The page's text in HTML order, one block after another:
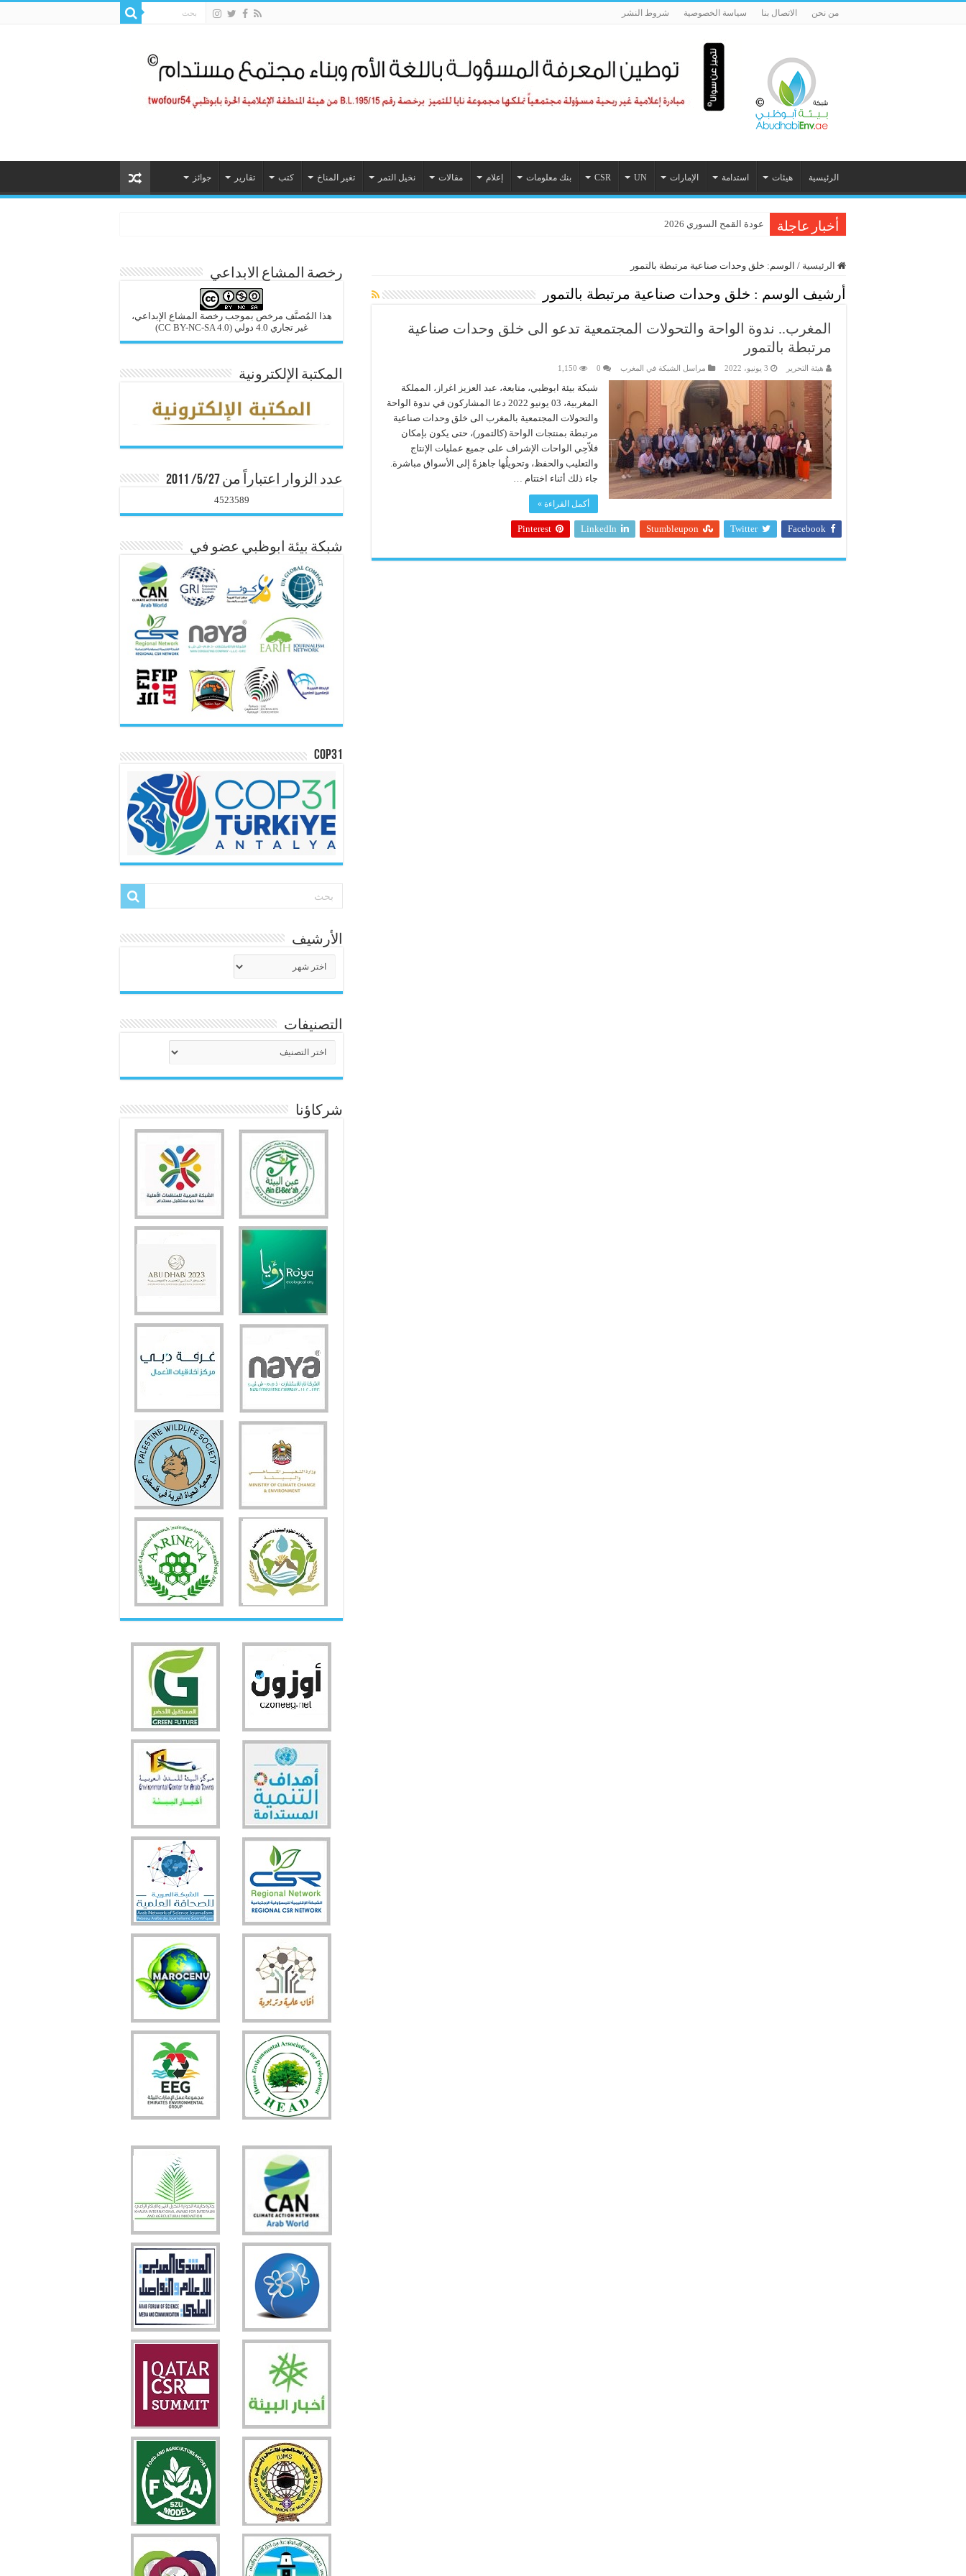
من نحن الاتصال بنا سياسة الخصوصية شروط النشر
الرئيسية هيئات استدامة الإمارات UN
CSR بنك معلومات إعلام مقالات نخيل التمر تغير المناخ كتب تقارير جوائز
أخبار عاجلة عودة القمح السوري 2026
هيئة البيئة – أبوظبي ودائرة البلديات والنقل تعززان تعاونهما ضمن مبادرات استراتيجية إدارة النفايات في أبوظبي
الرئيسية / الوسم: خلق وحدات صناعية مرتبطة بالتمور
أرشيف الوسم : خلق وحدات صناعية مرتبطة بالتمور
المغرب.. ندوة الواحة والتحولات المجتمعية تدعو الى خلق وحدات صناعية
مرتبطة بالتمور
هيئة التحرير 3 يونيو، 2022 مراسل الشبكة في المغرب 0
1,150
شبكة بيئة ابوظبي، متابعة، عبد العزيز اغراز، المملكة
المغربية، 03 يونيو 2022 دعا المشاركون في ندوة الواحة
والتحولات المجتمعية بالمغرب الى خلق وحدات صناعية
مرتبطة بمنتجات الواحة (كالتمور)، حتى يكون بإمكان
فلاّحِي الواحات الإشراف على جميع عمليات الإنتاج
والتعليب والحفظ، وتحويلُها جاهزةً إلى الأسواق مباشرة.
جاء ذلك أثناء اختتام …
أكمل القراءة »
Facebook
Twitter
Stumbleupon
LinkedIn
Pinterest
رخصة المشاع الابداعي
هذا المُصنَّف مرخص بموجب رخصة المشاع الإبداعي،
غير تجاري 4.0 دولي
(CC BY-NC-SA 4.0)
المكتبة الإلكترونية
عدد الزوار اعتباراً من 5/27/ 2011
4523589
شبكة بيئة ابوظبي عضو في
COP31
الأرشيف
التصنيفات
شركاؤنا